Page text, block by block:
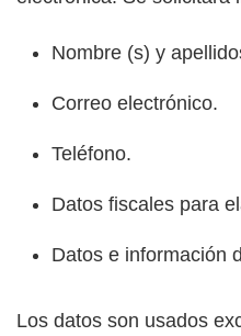
Nombre (s) y
Correo electrónico.
Teléfono.
Datos fiscales para
Datos e información
Los datos son usados